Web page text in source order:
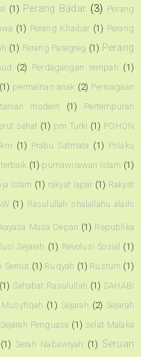
(1) Perang Badar (3) Perang
(1) Perang Khaibar (1) Perang
(1) Perang Paregreg (1) Perang
(2) Perdagangan rempah (1)
(1) permainan anak (2) Perniagaan
modern (1)
Pertempuran
sehat (1) pm Turki (1) POHON
(1) Prabu Satmata (1) Prilaku
(1) purnawirawan Islam (1)
Islam (1) rakyat lapar (1) Rakyat
(1) Rasulullah shalallahu alaihi
Masa Depan (1) Republika
Sejarah (1) Revolusi Sosial (1)
Semut (1) Ruqyah (1) Rustum (1)
(1) Sahabat Rasulullah (1) SAHABI
Musyfiqah (1) Sejarah (2) Sejarah
Sejarah Penguasa (1) selat Malaka
(1) Serah Nabawiyah (1) Seruan